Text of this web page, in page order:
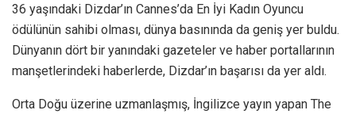
36 yaşındaki Dizdar’ın Cannes’da En İyi Kadın Oyuncu
ödülünün sahibi olması, dünya basınında da geniş yer buldu.
Dünyanın dört bir yanındaki gazeteler ve haber portallarının
manşetlerindeki haberlerde, Dizdar’ın başarısı da yer aldı.
Orta Doğu üzerine uzmanlaşmış, İngilizce yayın yapan The